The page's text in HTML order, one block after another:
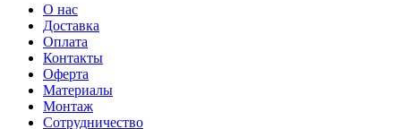
О нас
Доставка
Оплата
Контакты
Оферта
Материалы
Монтаж
Сотрудничество